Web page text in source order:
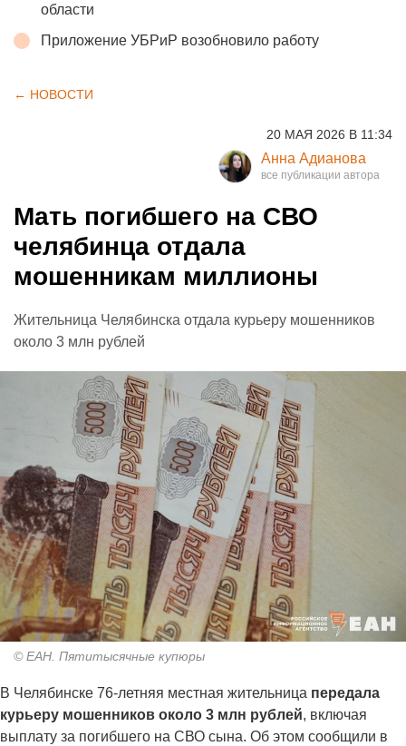
области
Приложение УБРиР возобновило работу
← НОВОСТИ
20 МАЯ 2026 В 11:34
Анна Адианова
Мать погибшего на СВО
челябинца отдала
мошенникам миллионы
Жительница Челябинска отдала курьеру мошенников
около 3 млн рублей
© ЕАН. Пятитысячные купюры
В Челябинске 76-летняя местная жительница передала
курьеру мошенников около 3 млн рублей, включая
выплату за погибшего на СВО сына. Об этом сообщили в